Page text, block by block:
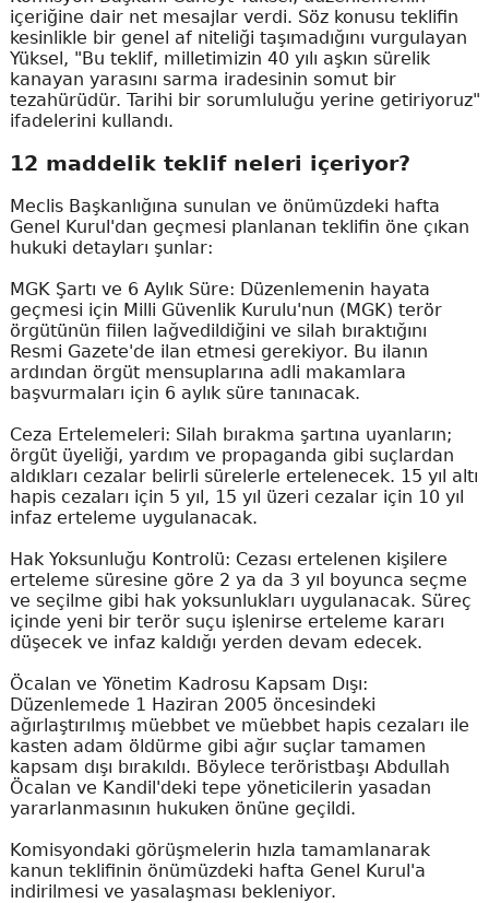
içeriğine dair net mesajlar verdi. Söz konusu teklifin
kesinlikle bir genel af niteliği taşımadığını vurgulayan
Yüksel, "Bu teklif, milletimizin 40 yılı aşkın sürelik
kanayan yarasını sarma iradesinin somut bir
tezahürüdür. Tarihi bir sorumluluğu yerine getiriyoruz"
ifadelerini kullandı.
12 maddelik teklif neleri içeriyor?
Meclis Başkanlığına sunulan ve önümüzdeki hafta
Genel Kurul'dan geçmesi planlanan teklifin öne çıkan
hukuki detayları şunlar:
MGK Şartı ve 6 Aylık Süre: Düzenlemenin hayata
geçmesi için Milli Güvenlik Kurulu'nun (MGK) terör
örgütünün fiilen lağvedildiğini ve silah bıraktığını
Resmi Gazete'de ilan etmesi gerekiyor. Bu ilanın
ardından örgüt mensuplarına adli makamlara
başvurmaları için 6 aylık süre tanınacak.
Ceza Ertelemeleri: Silah bırakma şartına uyanların;
örgüt üyeliği, yardım ve propaganda gibi suçlardan
aldıkları cezalar belirli sürelerle ertelenecek. 15 yıl altı
hapis cezaları için 5 yıl, 15 yıl üzeri cezalar için 10 yıl
infaz erteleme uygulanacak.
Hak Yoksunluğu Kontrolü: Cezası ertelenen kişilere
erteleme süresine göre 2 ya da 3 yıl boyunca seçme
ve seçilme gibi hak yoksunlukları uygulanacak. Süreç
içinde yeni bir terör suçu işlenirse erteleme kararı
düşecek ve infaz kaldığı yerden devam edecek.
Öcalan ve Yönetim Kadrosu Kapsam Dışı:
Düzenlemede 1 Haziran 2005 öncesindeki
ağırlaştırılmış müebbet ve müebbet hapis cezaları ile
kasten adam öldürme gibi ağır suçlar tamamen
kapsam dışı bırakıldı. Böylece teröristbaşı Abdullah
Öcalan ve Kandil'deki tepe yöneticilerin yasadan
yararlanmasının hukuken önüne geçildi.
Komisyondaki görüşmelerin hızla tamamlanarak
kanun teklifinin önümüzdeki hafta Genel Kurul'a
indirilmesi ve yasalaşması bekleniyor.